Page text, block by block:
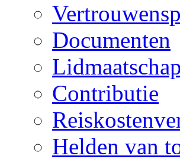
Documenten
Lidmaatschap
Contributie
Helden van